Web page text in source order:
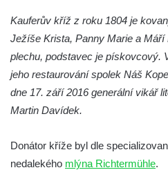
Boží muka na křižovatce ulic
Malší ve Velešíně
Centrální kříž hřbitova ve
Kříž u kostela svatého Václava
Kříž u brány na hřbitov ve
Kříž u fary v Římově
Kříž u lípy Jana Gurreho v Římově
Kauferův kříž z roku 1804 je
Ježíše Krista, Panny Marie a
plechu, podstavec je pískovcový.
jeho restaurování spolek Náš
dne 17. září 2016 generální vikář
Martin Davídek.
Donátor kříže byl dle
nedalekého mlýna Richtermühle.